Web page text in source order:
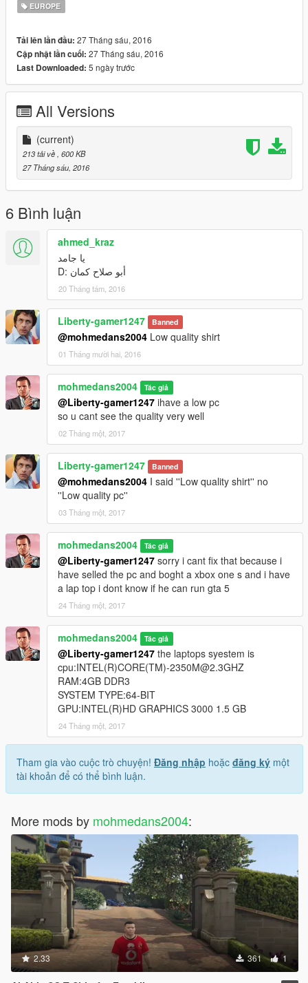
EUROPE
Tải lên lần đầu: 27 Tháng sáu, 2016
Cập nhật lần cuối: 27 Tháng sáu, 2016
Last Downloaded: 5 ngày trước
All Versions
(current)
213 tải về , 600 KB
27 Tháng sáu, 2016
6 Bình luận
ahmed_kraz
يا جامد
أبو صلاح كمان :D
20 Tháng tám, 2016
Liberty-gamer1247 Banned
@mohmedans2004 Low quality shirt
01 Tháng mười hai, 2016
mohmedans2004 Tác giả
@Liberty-gamer1247 ihave a low pc
so u cant see the quality very well
02 Tháng một, 2017
Liberty-gamer1247 Banned
@mohmedans2004 I said ''Low quality shirt'' no
''Low quality pc''
03 Tháng một, 2017
mohmedans2004 Tác giả
@Liberty-gamer1247 sorry i cant fix that because i
have selled the pc and boght a xbox one s and i have
a lap top i dont know if he can run gta 5
24 Tháng một, 2017
mohmedans2004 Tác giả
@Liberty-gamer1247 the laptops syestem is
cpu:INTEL(R)CORE(TM)-2350M@2.3GHZ
RAM:4GB DDR3
SYSTEM TYPE:64-BIT
GPU:INTEL(R)HD GRAPHICS 3000 1.5 GB
24 Tháng một, 2017
Tham gia vào cuộc trò chuyện! Đăng nhập hoặc đăng ký một
tài khoản để có thể bình luận.
More mods by mohmedans2004:
2.33 361 1